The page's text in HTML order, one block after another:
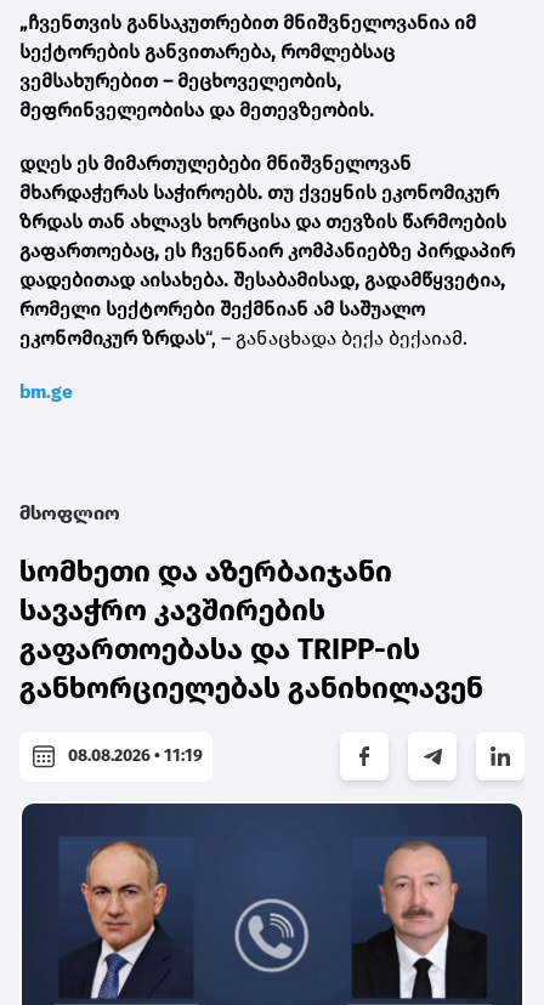
„ჩვენთვის განსაკუთრებით მნიშვნელოვანია იმ
სექტორების განვითარება, რომლებსაც
ვემსახურებით – მეცხოველეობის,
მეფრინველეობისა და მეთევზეობის.
დღეს ეს მიმართულებები მნიშვნელოვან
მხარდაჭერას საჭიროებს. თუ ქვეყნის ეკონომიკურ
ზრდას თან ახლავს ხორცისა და თევზის წარმოების
გაფართოებაც, ეს ჩვენნაირ კომპანიებზე პირდაპირ
დადებითად აისახება. შესაბამისად, გადამწყვეტია,
რომელი სექტორები შექმნიან ამ საშუალო
ეკონომიკურ ზრდას“, – განაცხადა ბექა ბექაიამ.
bm.ge
მსოფლიო
სომხეთი და აზერბაიჯანი
სავაჭრო კავშირების
გაფართოებასა და TRIPP-ის
განხორციელებას განიხილავენ
08.08.2026 • 11:19